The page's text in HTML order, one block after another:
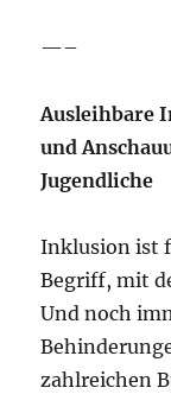
—–
Ausleihbare
und
Jugendliche
Inklusion ist
Begriff, mit
Und noch
zahlreichen